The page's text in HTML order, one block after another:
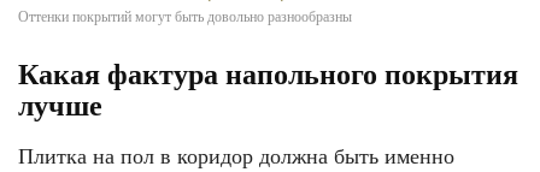
Оттенки покрытий могут быть довольно разнообразны
Какая фактура напольного покрытия
лучше
Плитка на пол в коридор должна быть именно